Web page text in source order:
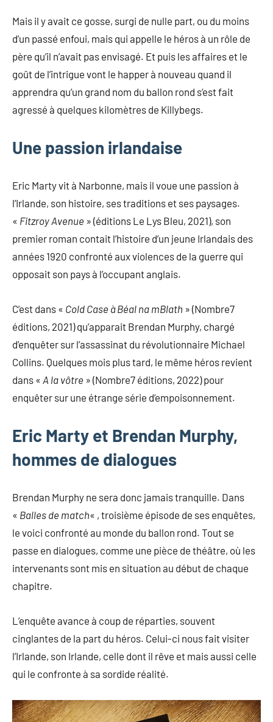
Mais il y avait ce gosse, surgi de nulle part, ou du moins
d’un passé enfoui, mais qui appelle le héros à un rôle de
père qu’il n’avait pas envisagé. Et puis les affaires et le
goût de l’intrigue vont le happer à nouveau quand il
apprendra qu’un grand nom du ballon rond s’est fait
agressé à quelques kilomètres de Killybegs.
Une passion irlandaise
Eric Marty vit à Narbonne, mais il voue une passion à
l’Irlande, son histoire, ses traditions et ses paysages.
« Fitzroy Avenue » (éditions Le Lys Bleu, 2021), son
premier roman contait l’histoire d’un jeune Irlandais des
années 1920 confronté aux violences de la guerre qui
opposait son pays à l’occupant anglais.
C’est dans « Cold Case à Béal na mBlath » (Nombre7
éditions, 2021) qu’apparait Brendan Murphy, chargé
d’enquêter sur l’assassinat du révolutionnaire Michael
Collins. Quelques mois plus tard, le même héros revient
dans « A la vôtre » (Nombre7 éditions, 2022) pour
enquêter sur une étrange série d’empoisonnement.
Eric Marty et Brendan Murphy,
hommes de dialogues
Brendan Murphy ne sera donc jamais tranquille. Dans
« Balles de match« , troisième épisode de ses enquêtes,
le voici confronté au monde du ballon rond. Tout se
passe en dialogues, comme une pièce de théâtre, où les
intervenants sont mis en situation au début de chaque
chapitre.
L’enquête avance à coup de réparties, souvent
cinglantes de la part du héros. Celui-ci nous fait visiter
l’Irlande, son Irlande, celle dont il rêve et mais aussi celle
qui le confronte à sa sordide réalité.